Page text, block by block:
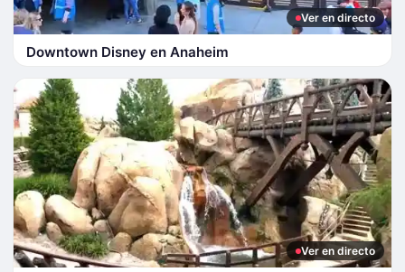
Ver en directo
Downtown Disney en Anaheim
Ver en directo